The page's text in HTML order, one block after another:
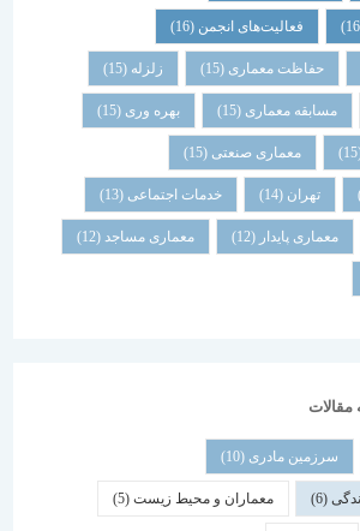
فعالیت‌های انجمن(16)
معماری (15) زلزله
معماری (15) بهره وری(15)
معماری صنعتی(15)
خدمات اجتماعی (13)
پایدار (12) معماری مساجد(12)
مادری(10)
معماران و محیط زیست(5)